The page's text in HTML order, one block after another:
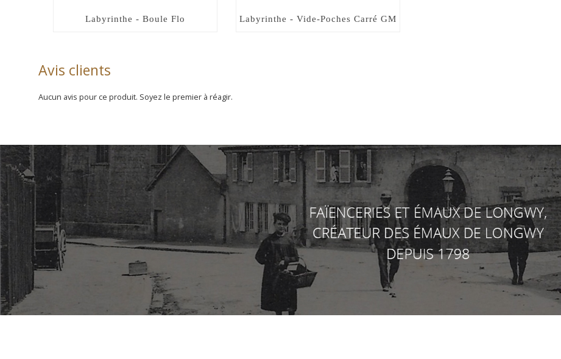
Labyrinthe - Boule Flo Labyrinthe - Vide-Poches Carré GM
Avis clients
Aucun avis pour ce produit. Soyez le premier à réagir.